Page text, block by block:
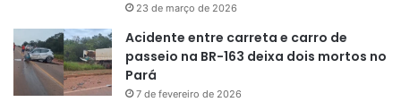
23 de março de 2026
Acidente entre carreta e carro de
passeio na BR-163 deixa dois mortos no
Pará
7 de fevereiro de 2026